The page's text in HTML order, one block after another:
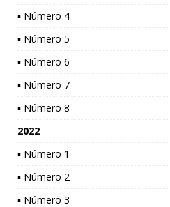
▪ Número 4
▪ Número 5
▪ Número 6
▪ Número 7
▪ Número 8
2022
▪ Número 1
▪ Número 2
▪ Número 3